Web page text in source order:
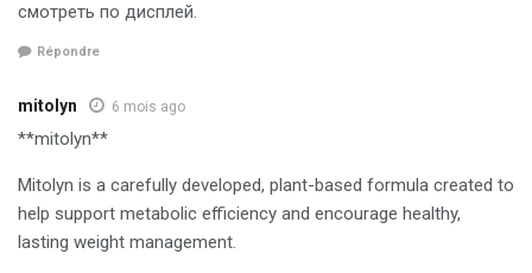
смотреть по дисплей.
Répondre
mitolyn 6 mois ago
**mitolyn**
Mitolyn is a carefully developed, plant-based formula created to
help support metabolic efficiency and encourage healthy,
lasting weight management.